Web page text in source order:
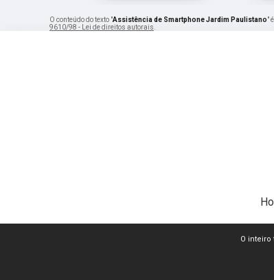
O conteúdo do texto "Assistência de Smartphone Jardim Paulistano"
9610/98 - Lei de direitos autorais
O inteiro